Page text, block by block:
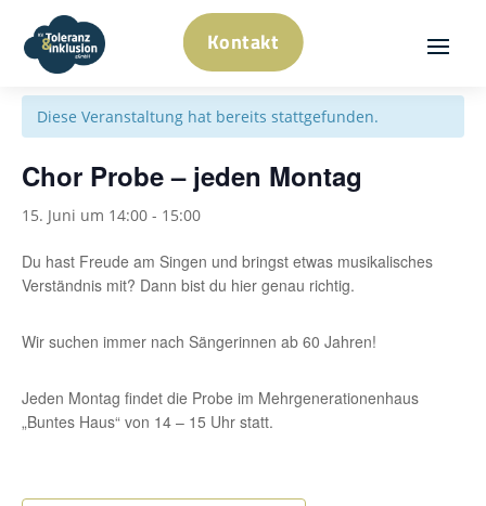
Kontakt
« Alle Veranstaltungen
Diese Veranstaltung hat bereits stattgefunden.
Chor Probe – jeden Montag
15. Juni um 14:00 - 15:00
Du hast Freude am Singen und bringst etwas musikalisches
Verständnis mit? Dann bist du hier genau richtig.
Wir suchen immer nach Sängerinnen ab 60 Jahren!
Jeden Montag findet die Probe im Mehrgenerationenhaus
„Buntes Haus“ von 14 – 15 Uhr statt.